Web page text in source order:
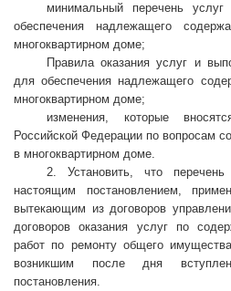
минимальный перечень
обеспечения надлежащего
многоквартирном доме;
Правила оказания услуг и
для обеспечения надлежащего
многоквартирном доме;
изменения, которые
Российской Федерации по вопросам
в многоквартирном доме.
2. Установить, что
настоящим постановлением,
вытекающим из договоров
договоров оказания услуг по
работ по ремонту общего
возникшим после дня
постановления.